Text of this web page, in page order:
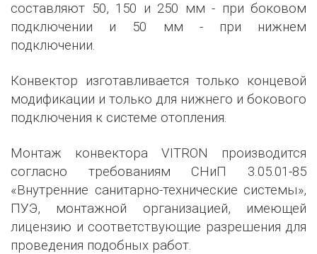
составляют 50, 150 и 250 мм - при боковом
подключении и 50 мм - при нижнем
подключении.
Конвектор изготавливается только концевой
модификации и только для нижнего и бокового
подключения к системе отопления.
Монтаж конвектора VITRON производится
согласно требованиям СНиП 3.05.01-85
«Внутренние санитарно-технические системы»,
ПУЭ, монтажной организацией, имеющей
лицензию и соответствующие разрешения для
проведения подобных работ.